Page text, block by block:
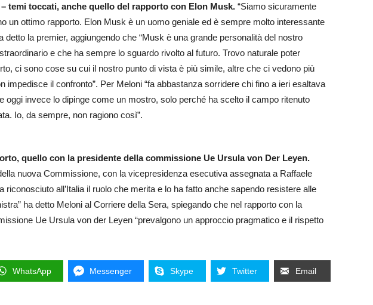
temi toccati, anche quello del rapporto con Elon Musk. “Siamo sicuramente
un ottimo rapporto. Elon Musk è un uomo geniale ed è sempre molto interessante
detto la premier, aggiungendo che “Musk è una grande personalità del nostro
e che ha sempre lo sguardo rivolto al futuro. Trovo naturale poter
ci sono cose su cui il nostro punto di vista è più simile, altre che ci vedono più
impedisce il confronto”. Per Meloni “fa abbastanza sorridere chi fino a ieri esaltava
oggi invece lo dipinge come un mostro, solo perché ha scelto il campo ritenuto
Io, da sempre, non ragiono così”.
quello con la presidente della commissione Ue Ursula von Der Leyen.
nuova Commissione, con la vicepresidenza esecutiva assegnata a Raffaele
riconosciuto all’Italia il ruolo che merita e lo ha fatto anche sapendo resistere alle
ha detto Meloni al Corriere della Sera, spiegando che nel rapporto con la
Ue Ursula von der Leyen “prevalgono un approccio pragmatico e il rispetto
WhatsApp Messenger Skype Twitter Email